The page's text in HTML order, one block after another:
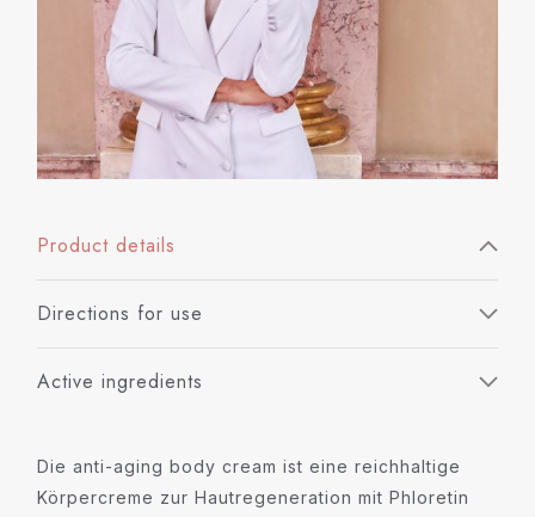
Product details
Directions for use
Active ingredients
Die anti-aging body cream ist eine reichhaltige
Körpercreme zur Hautregeneration mit Phloretin